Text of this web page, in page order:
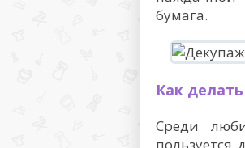
бумага.
Как
Среди